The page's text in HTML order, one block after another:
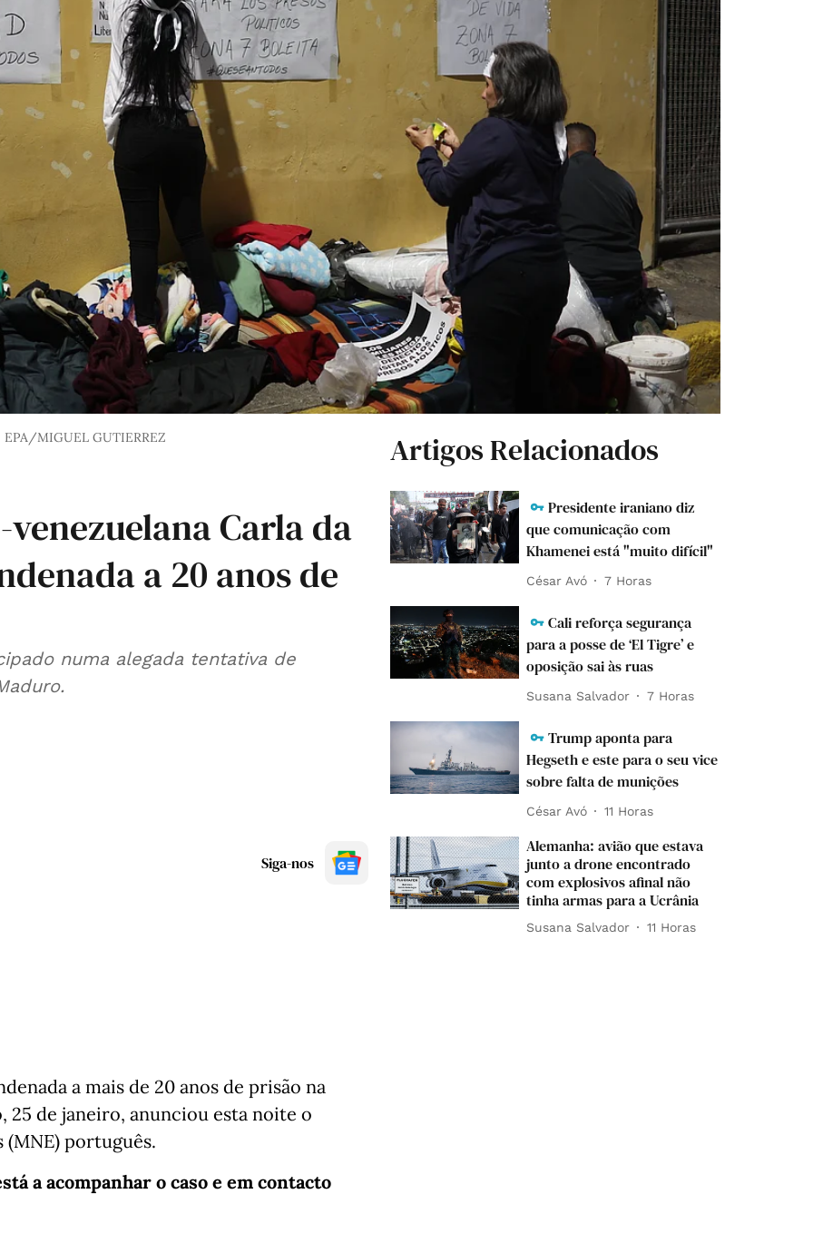
EPA/MIGUEL GUTIERREZ
Carla da
a 20 anos de
numa alegada tentativa de
Siga-nos
a mais de 20 anos de prisão na
25 de janeiro, anunciou esta noite o
português.
a acompanhar o caso e em contacto
Artigos Relacionados
Presidente iraniano diz
que comunicação com
Khamenei está "muito difícil"
César Avó 7 Horas
Cali reforça segurança
para a posse de ‘El Tigre’ e
oposição sai às ruas
Susana Salvador 7 Horas
Trump aponta para
Hegseth e este para o seu vice
sobre falta de munições
César Avó 11 Horas
Alemanha: avião que estava
junto a drone encontrado
com explosivos afinal não
tinha armas para a Ucrânia
Susana Salvador 11 Horas